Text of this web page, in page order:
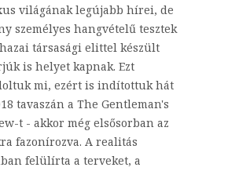
világának legújabb hírei, de
személyes hangvételű tesztek
társasági elittel készült
is helyet kapnak. Ezt
mi, ezért is indítottuk hát
tavaszán a The Gentleman's
t - akkor még elsősorban az
fazonírozva. A realitás
felülírta a terveket, a